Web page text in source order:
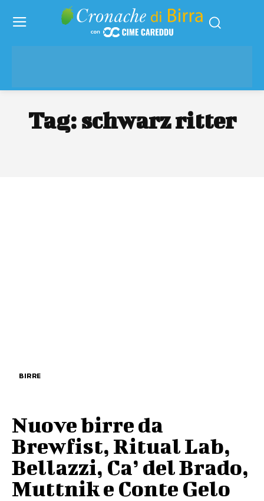
Tag: schwarz ritter
BIRRE
Nuove birre da
Brewfist, Ritual Lab,
Bellazzi, Ca’ del Brado,
Muttnik e Conte Gelo